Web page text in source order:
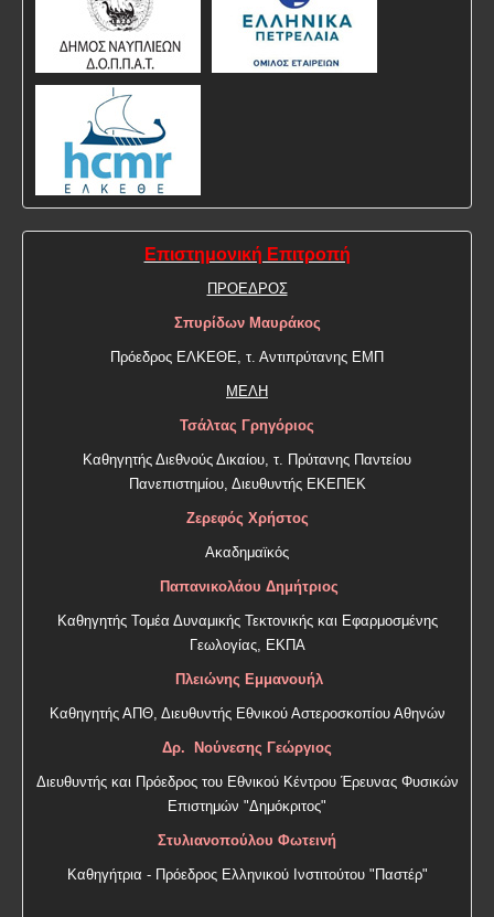
Επιστημονική Επιτροπή
ΠΡΟΕΔΡΟΣ
Σπυρίδων Μαυράκος
Πρόεδρος ΕΛΚΕΘΕ, τ. Αντιπρύτανης ΕΜΠ
ΜΕΛΗ
Τσάλτας Γρηγόριος
Καθηγητής Διεθνούς Δικαίου, τ. Πρύτανης Παντείου
Πανεπιστημίου, Διευθυντής ΕΚΕΠΕΚ
Ζερεφός Χρήστος
Ακαδημαϊκός
Παπανικολάου Δημήτριος
Καθηγητής Τομέα Δυναμικής Τεκτονικής και Εφαρμοσμένης
Γεωλογίας, ΕΚΠΑ
Πλειώνης Εμμανουήλ
Καθηγητής ΑΠΘ, Διευθυντής Εθνικού Αστεροσκοπίου Αθηνών
Δρ. Νούνεσης Γεώργιος
Διευθυντής και Πρόεδρος του Εθνικού Κέντρου Έρευνας Φυσικών
Επιστημών "Δημόκριτος"
Στυλιανοπούλου Φωτεινή
Καθηγήτρια - Πρόεδρος Ελληνικού Ινστιτούτου "Παστέρ"